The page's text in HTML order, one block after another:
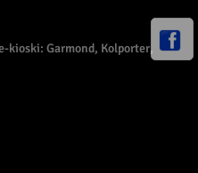
kioski: Garmond, Kolporter,